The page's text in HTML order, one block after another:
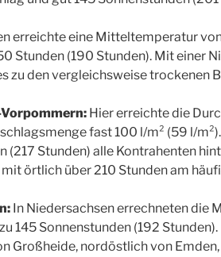
erreichte eine Mitteltemperatur
Stunden (190 Stunden). Mit einer
zu den vergleichsweise trockenen
Hier erreichte die
fast 100 l/m² (59 l/
(217 Stunden) alle Kontrahenten
örtlich über 210 Stunden am
In Niedersachsen errechneten die
145 Sonnenstunden (192
Großheide, nordöstlich von